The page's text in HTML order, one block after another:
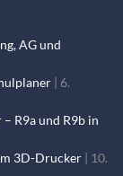
AG und
6.
R9a und R9b in
3D-Drucker
10.